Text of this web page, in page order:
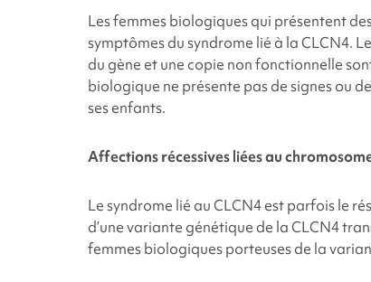
Les femmes biologiques qui présentent
symptômes du syndrome lié à la CLCN4.
du gène et une copie non fonctionnelle
biologique ne présente pas de signes ou
ses enfants.
Affections récessives liées au
Le syndrome lié au CLCN4 est parfois le
d’une variante génétique de la CLCN4
femmes biologiques porteuses de la